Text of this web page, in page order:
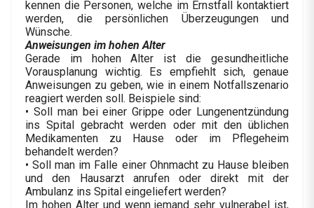
kennen die Personen, welche im Ernstfall kontaktiert
werden, die persönlichen Überzeugungen und
Wünsche.
Anweisungen im hohen Alter
Gerade im hohen Alter ist die gesundheitliche
Vorausplanung wichtig. Es empfiehlt sich, genaue
Anweisungen zu geben, wie in einem Notfallszenario
reagiert werden soll. Beispiele sind:
• Soll man bei einer Grippe oder Lungenentzündung
ins Spital gebracht werden oder mit den üblichen
Medikamenten zu Hause oder im Pflegeheim
behandelt werden?
• Soll man im Falle einer Ohnmacht zu Hause bleiben
und den Hausarzt anrufen oder direkt mit der
Ambulanz ins Spital eingeliefert werden?
Im hohen Alter und wenn jemand sehr vulnerabel ist,